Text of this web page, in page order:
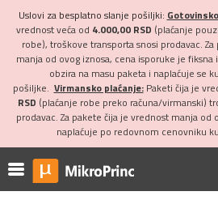
Uslovi za besplatno slanje pošiljki:
vrednost veća od 4.000,00 RSD (plaćanje
robe), troškove transporta snosi prodavac.
manja od ovog iznosa, cena isporuke je fiksna
obzira na masu paketa i naplaćuje se
pošiljke. Virmansko plaćanje:Paketi čija je
RSD (plaćanje robe preko računa/virmanski)
prodavac. Za pakete čija je vrednost manja od
naplaćuje po redovnom cenovniku